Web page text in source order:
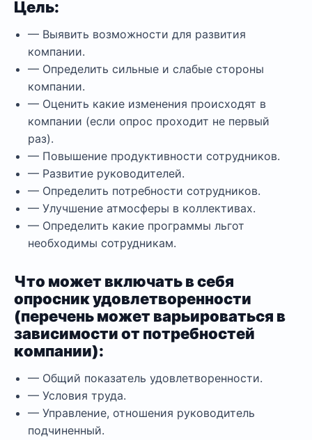
Цель:
— Выявить возможности для развития
компании.
— Определить сильные и слабые стороны
компании.
— Оценить какие изменения происходят в
компании (если опрос проходит не первый
раз).
— Повышение продуктивности сотрудников.
— Развитие руководителей.
— Определить потребности сотрудников.
— Улучшение атмосферы в коллективах.
— Определить какие программы льгот
необходимы сотрудникам.
Что может включать в себя
опросник удовлетворенности
(перечень может варьироваться в
зависимости от потребностей
компании):
— Общий показатель удовлетворенности.
— Условия труда.
— Управление, отношения руководитель
подчиненный.